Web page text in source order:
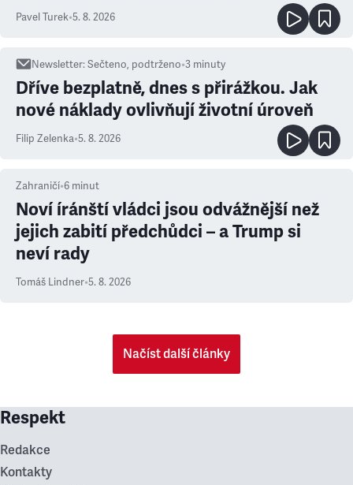
ale atmosféra
Pavel Turek•5. 8. 2026
Newsletter:Sečteno, podtrženo•3 minuty
Dříve bezplatně, dnes s přirážkou. Jak
nové náklady ovlivňují životní úroveň
Filip Zelenka•5. 8. 2026
Zahraničí•6 minut
Noví íránští vládci jsou odvážnější než
jejich zabití předchůdci – a Trump si
neví rady
Tomáš Lindner•5. 8. 2026
Načíst další články
Respekt
Redakce
Kontakty